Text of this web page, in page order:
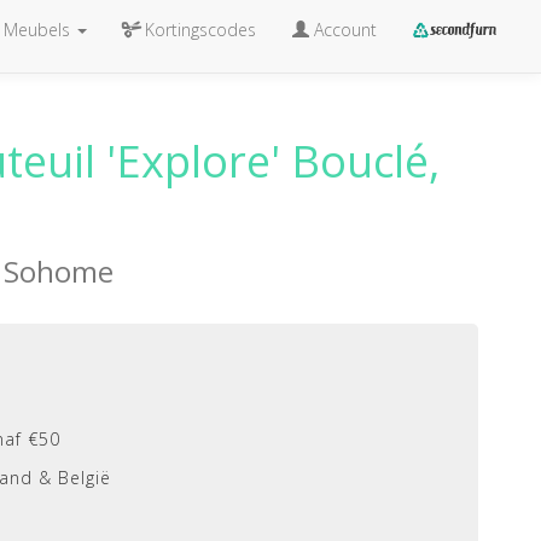
Meubels Kortingscodes Account
'Explore' Bouclé,
Sohome
€50
& België